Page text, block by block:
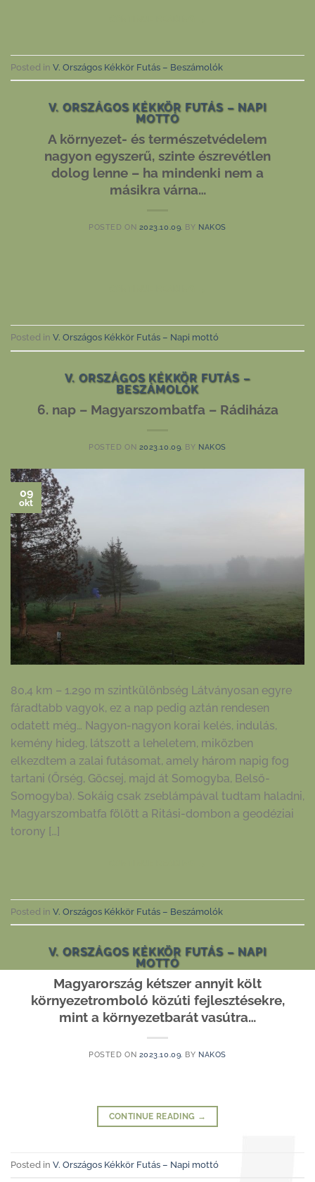
Posted in V. Országos Kékkör Futás – Beszámolók
V. ORSZÁGOS KÉKKÖR FUTÁS – NAPI
MOTTÓ
A környezet- és természetvédelem
nagyon egyszerű, szinte észrevétlen
dolog lenne – ha mindenki nem a
másikra várna…
POSTED ON 2023.10.09. BY NAKOS
Posted in V. Országos Kékkör Futás – Napi mottó
V. ORSZÁGOS KÉKKÖR FUTÁS –
BESZÁMOLÓK
6. nap – Magyarszombatfa – Rádiháza
POSTED ON 2023.10.09. BY NAKOS
09
okt
80,4 km – 1.290 m szintkülönbség Látványosan egyre
fáradtabb vagyok, ez a nap pedig aztán rendesen
odatett még… Nagyon-nagyon korai kelés, indulás,
kemény hideg, látszott a leheletem, miközben
elkezdtem a zalai futásomat, amely három napig fog
tartani (Őrség, Göcsej, majd át Somogyba, Belső-
Somogyba). Sokáig csak zseblámpával tudtam haladni,
Magyarszombatfa fölött a Ritási-dombon a geodéziai
torony […]
Posted in V. Országos Kékkör Futás – Beszámolók
V. ORSZÁGOS KÉKKÖR FUTÁS – NAPI
MOTTÓ
Magyarország kétszer annyit költ
környezetromboló közúti fejlesztésekre,
mint a környezetbarát vasútra…
POSTED ON 2023.10.09. BY NAKOS
CONTINUE READING →
Posted in V. Országos Kékkör Futás – Napi mottó